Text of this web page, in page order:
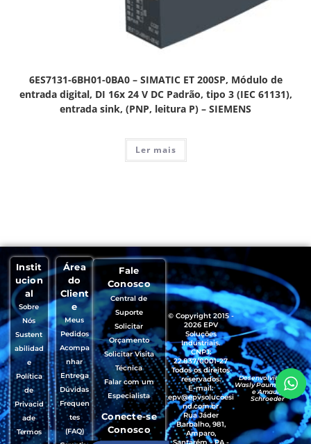
6ES7131-6BH01-0BA0 – SIMATIC ET 200SP, Módulo de
entrada digital, DI 16x 24 V DC Padrão, tipo 3 (IEC 61131),
entrada sink, (PNP, leitura P) – SIEMENS
Ler mais
Instit
ucion
al
Sobre
Nós
Sustent
abilidad
e
Política
de
Privacid
ade
Termos
Área
do
Client
e
Meus
Pedidos
Acompa
nhar
Entrega
Dúvidas
Frequen
tes
(FAQ)
Fale
Conosco
Central de
Suporte
Solicitar
Orçamento
Solicitar Visita
Técnica
Falar com um
Especialista
Conecte-se
Conosco
© Copyright 2015 -
2026 EPV
Soluções
Industriais.
CNPJ:
22.837/0001-27
Todos os direitos
reservados.
E-mail:
epv@epvsolucoesi
nd.com.br
Rua Jáder
Barbalho, 981,
Amparo,
Desenvolvido por
Wasly Paumgartten
e Amaury
Schroeder